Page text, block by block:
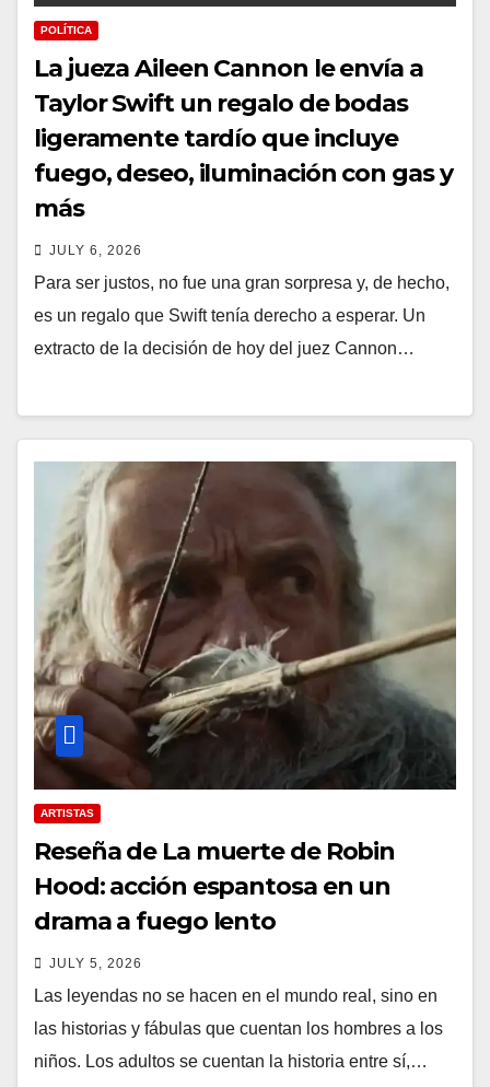
POLÍTICA
La jueza Aileen Cannon le envía a
Taylor Swift un regalo de bodas
ligeramente tardío que incluye
fuego, deseo, iluminación con gas y
más
JULY 6, 2026
Para ser justos, no fue una gran sorpresa y, de hecho,
es un regalo que Swift tenía derecho a esperar. Un
extracto de la decisión de hoy del juez Cannon…
ARTISTAS
Reseña de La muerte de Robin
Hood: acción espantosa en un
drama a fuego lento
JULY 5, 2026
Las leyendas no se hacen en el mundo real, sino en
las historias y fábulas que cuentan los hombres a los
niños. Los adultos se cuentan la historia entre sí,…